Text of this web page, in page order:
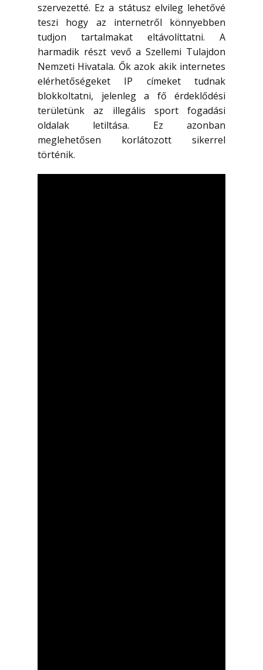
szervezetté. Ez a státusz elvileg lehetővé
teszi hogy az internetről könnyebben
tudjon tartalmakat eltávolíttatni. A
harmadik részt vevő a Szellemi Tulajdon
Nemzeti Hivatala. Ők azok akik internetes
elérhetőségeket IP címeket tudnak
blokkoltatni, jelenleg a fő érdeklődési
területünk az illegális sport fogadási
oldalak letiltása. Ez azonban
meglehetősen korlátozott sikerrel
történik.